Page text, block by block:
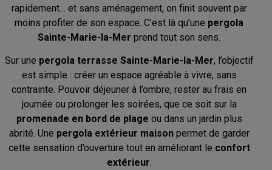
rapidement… et sans aménagement, on finit souvent par
moins profiter de son espace. C’est là qu’une pergola
Sainte-Marie-la-Mer prend tout son sens.
Sur une pergola terrasse Sainte-Marie-la-Mer, l’objectif
est simple : créer un espace agréable à vivre, sans
contrainte. Pouvoir déjeuner à l’ombre, rester au frais en
journée ou prolonger les soirées, que ce soit sur la
promenade en bord de plage ou dans un jardin plus
abrité. Une pergola extérieur maisonpermet de garder
cette sensation d’ouverture tout en améliorant le confort
extérieur.